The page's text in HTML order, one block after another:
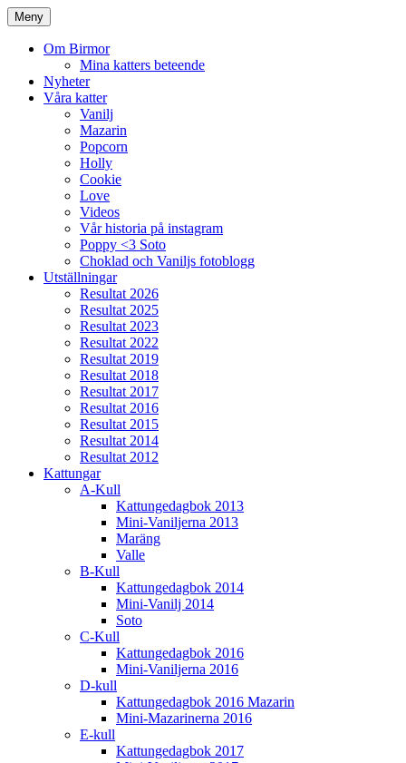
Meny
Om Birmor
Mina katters beteende
Nyheter
Våra katter
Vanilj
Mazarin
Popcorn
Holly
Cookie
Love
Videos
Vår historia på instagram
Poppy <3 Soto
Choklad och Vaniljs fotoblogg
Utställningar
Resultat 2026
Resultat 2025
Resultat 2023
Resultat 2022
Resultat 2019
Resultat 2018
Resultat 2017
Resultat 2016
Resultat 2015
Resultat 2014
Resultat 2012
Kattungar
A-Kull
Kattungedagbok 2013
Mini-Vaniljerna 2013
Maräng
Valle
B-Kull
Kattungedagbok 2014
Mini-Vanilj 2014
Soto
C-Kull
Kattungedagbok 2016
Mini-Vaniljerna 2016
D-kull
Kattungedagbok 2016 Mazarin
Mini-Mazarinerna 2016
E-kull
Kattungedagbok 2017